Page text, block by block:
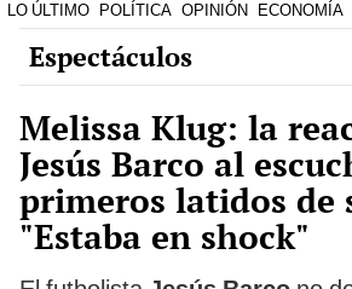
LO ÚLTIMO POLÍTICA OPINIÓN ECONOMÍA
Espectáculos
Melissa Klug: la
Jesús Barco al
primeros latidos de
"Estaba en shock"